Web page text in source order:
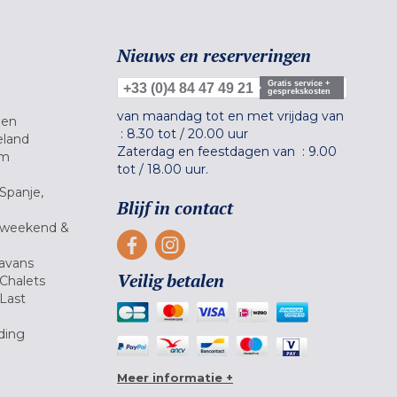
&
Nieuws en reserveringen
+33 (0)4 84 47 49 21
Gratis service +
gesprekskosten
van maandag tot en met vrijdag van
: 8.30 tot / 20.00 uur
Zaterdag en feestdagen van : 9.00
tot / 18.00 uur.
Blijf in contact
Veilig betalen
Meer informatie +